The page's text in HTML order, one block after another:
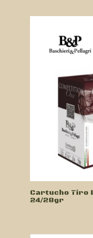
Cartucho Tiro
24/28gr